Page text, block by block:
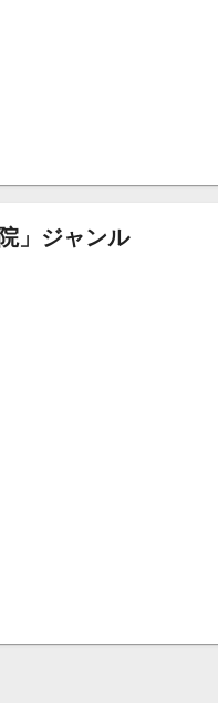
」ジャンル